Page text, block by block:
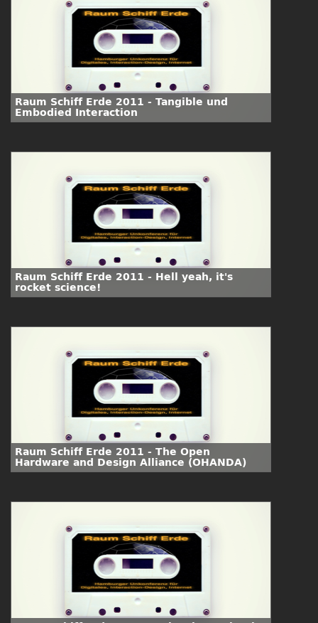
Raum Schiff Erde 2011 - Tangible und
Embodied Interaction
Raum Schiff Erde 2011 - Hell yeah, it's
rocket science!
Raum Schiff Erde 2011 - The Open
Hardware and Design Alliance (OHANDA)